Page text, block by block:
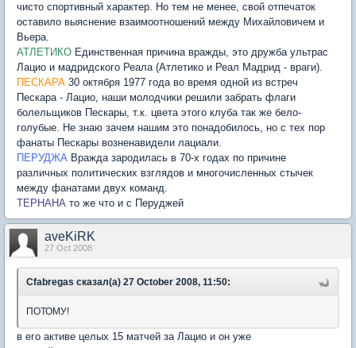
чисто спортивный характер. Но тем не менее, свой отпечаток
оставило выяснение взаимоотношений между Михайловичем и
Вьера.
АТЛЕТИКО Единственная причина вражды, это дружба ультрас
Лацио и мадридского Реала (Атлетико и Реал Мадрид - враги).
ПЕСКАРА 30 октября 1977 года во время одной из встреч
Пескара - Лацио, наши молодчики решили забрать флаги
болельщиков Пескары, т.к. цвета этого клуба так же бело-
голубые. Не знаю зачем нашим это понадобилось, но с тех пор
фанаты Пескары возненавидели лациали.
ПЕРУДЖА Вражда зародилась в 70-х годах по причине
различных политических взглядов и многочисленных стычек
между фанатами двух команд.
ТЕРНАНА то же что и с Перуджей
aveKiRK
27 Oct 2008
Cfabregas сказал(а) 27 October 2008, 11:50:
ПОТОМУ!
в его активе целых 15 матчей за Лацио и он уже